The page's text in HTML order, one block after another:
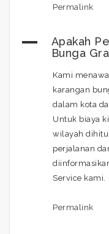
Permalink
A
Apakah
Bunga
Kami
karangan
dalam kota
Untuk biaya
wilayah
perjalanan
Service kami.
Permalink